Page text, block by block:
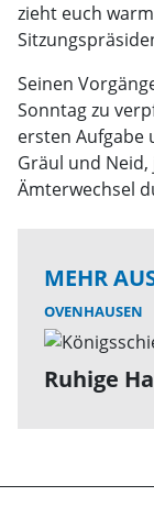
zieht euch
Seinen
Sonntag zu
ersten Aufgabe
Gräul und
Ämterwechsel
MEHR
OVENHAUSEN
Ruhige